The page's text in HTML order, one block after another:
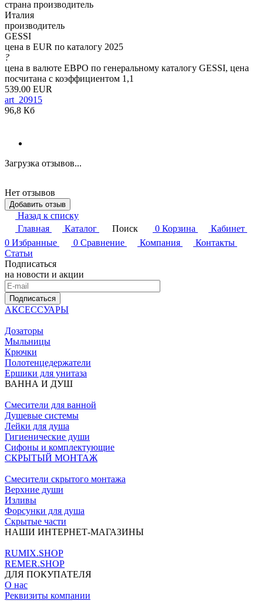
страна производитель
Италия
производитель
GESSI
цена в EUR по каталогу 2025
?
цена в валюте ЕВРО по генеральному каталогу GESSI, цена
посчитана с коэффициентом 1,1
539.00 EUR
art_20915
96,8 Кб
Загрузка отзывов...
Нет отзывов
Добавить отзыв
Назад к списку
Главная
Каталог Поиск 0 Корзина
Кабинет
0 Избранные 0 Сравнение Компания
Контакты
Статьи
Подписаться
на новости и акции
Подписаться
АКСЕССУАРЫ
Дозаторы
Мыльницы
Крючки
Полотенцедержатели
Ершики для унитаза
ВАННА И ДУШ
Смесители для ванной
Душевые системы
Лейки для душа
Гигиенические души
Сифоны и комплектующие
СКРЫТЫЙ МОНТАЖ
Смесители скрытого монтажа
Верхние души
Изливы
Форсунки для душа
Скрытые части
НАШИ ИНТЕРНЕТ-МАГАЗИНЫ
RUMIX.SHOP
REMER.SHOP
ДЛЯ ПОКУПАТЕЛЯ
О нас
Реквизиты компании